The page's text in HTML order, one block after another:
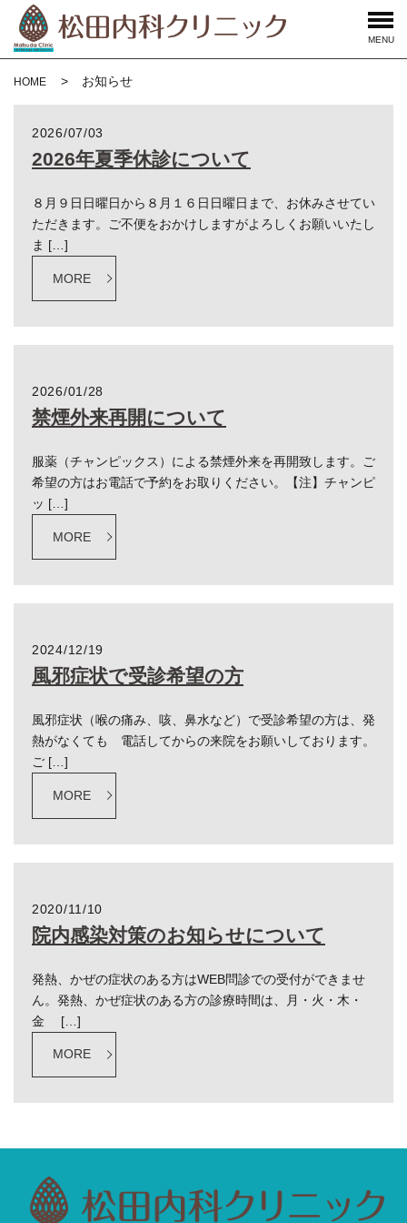
MENU
HOME お知らせ
2026/07/03
2026年夏季休診について
８月９日日曜日から８月１６日日曜日まで、お休みさせてい
ただきます。ご不便をおかけしますがよろしくお願いいたし
ま […]
MORE
2026/01/28
禁煙外来再開について
服薬（チャンピックス）による禁煙外来を再開致します。ご
希望の方はお電話で予約をお取りください。【注】チャンピ
ッ […]
MORE
2024/12/19
風邪症状で受診希望の方
風邪症状（喉の痛み、咳、鼻水など）で受診希望の方は、発
熱がなくても 電話してからの来院をお願いしております。
ご […]
MORE
2020/11/10
院内感染対策のお知らせについて
発熱、かぜの症状のある方はWEB問診での受付ができませ
ん。発熱、かぜ症状のある方の診療時間は、月・火・木・
金 […]
MORE